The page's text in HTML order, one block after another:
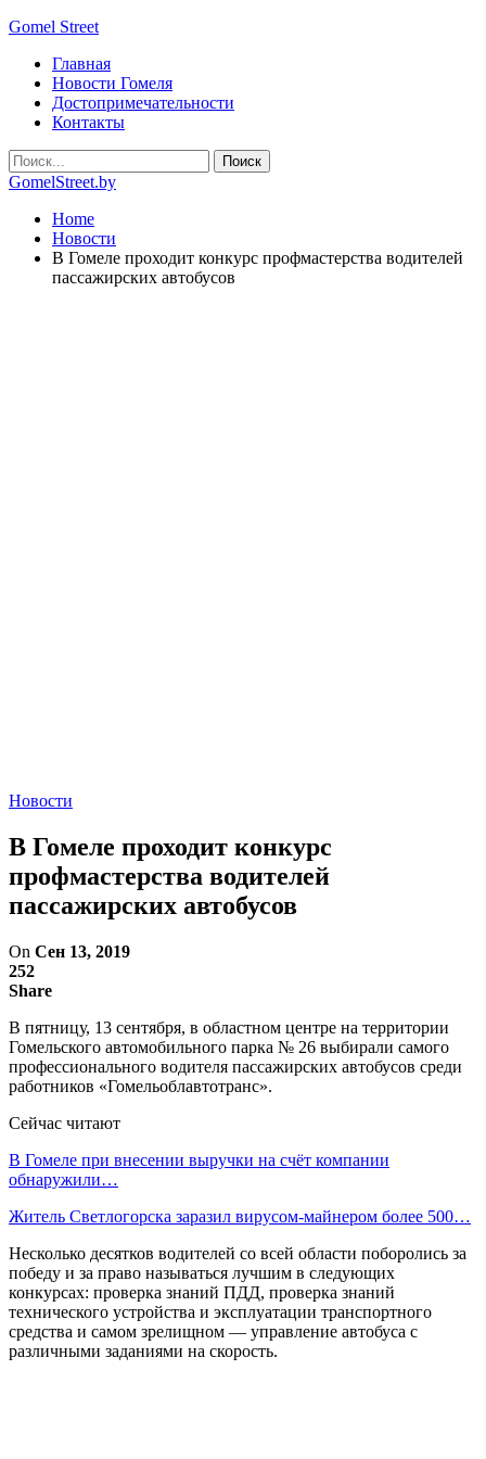
Gomel Street
Главная
Новости Гомеля
Достопримечательности
Контакты
GomelStreet.by
Home
Новости
В Гомеле проходит конкурс профмастерства водителей
пассажирских автобусов
Новости
В Гомеле проходит конкурс
профмастерства водителей
пассажирских автобусов
On Сен 13, 2019
252
Share
В пятницу, 13 сентября, в областном центре на территории
Гомельского автомобильного парка № 26 выбирали самого
профессионального водителя пассажирских автобусов среди
работников «Гомельоблавтотранс».
Сейчас читают
В Гомеле при внесении выручки на счёт компании
обнаружили…
Житель Светлогорска заразил вирусом-майнером более 500…
Несколько десятков водителей со всей области поборолись за
победу и за право называться лучшим в следующих
конкурсах: проверка знаний ПДД, проверка знаний
технического устройства и эксплуатации транспортного
средства и самом зрелищном — управление автобуса с
различными заданиями на скорость.